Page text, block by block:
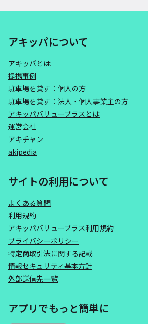
アキッパについて
アキッパとは
提携事例
駐車場を貸す：個人の方
駐車場を貸す：法人・個人事業主の方
アキッパバリュープラスとは
運営会社
アキチャン
akipedia
サイトの利用について
よくある質問
利用規約
アキッパバリュープラス利用規約
プライバシーポリシー
特定商取引法に関する記載
情報セキュリティ基本方針
外部送信先一覧
アプリでもっと簡単に